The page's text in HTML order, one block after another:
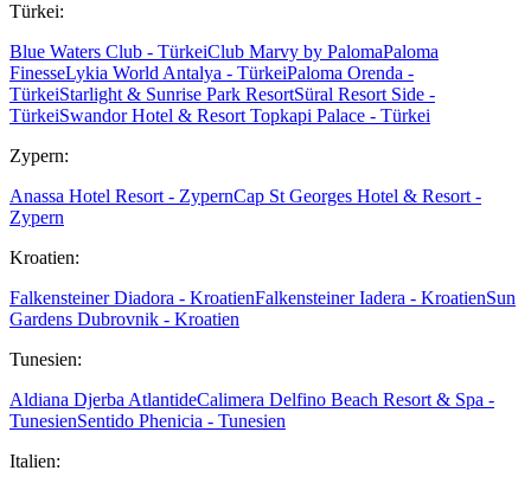
Türkei:
Blue Waters Club - TürkeiClub Marvy by PalomaPaloma
FinesseLykia World Antalya - TürkeiPaloma Orenda -
TürkeiStarlight & Sunrise Park ResortSüral Resort Side -
TürkeiSwandor Hotel & Resort Topkapi Palace - Türkei
Zypern:
Anassa Hotel Resort - ZypernCap St Georges Hotel & Resort -
Zypern
Kroatien:
Falkensteiner Diadora - KroatienFalkensteiner Iadera - KroatienSun
Gardens Dubrovnik - Kroatien
Tunesien:
Aldiana Djerba AtlantideCalimera Delfino Beach Resort & Spa -
TunesienSentido Phenicia - Tunesien
Italien: